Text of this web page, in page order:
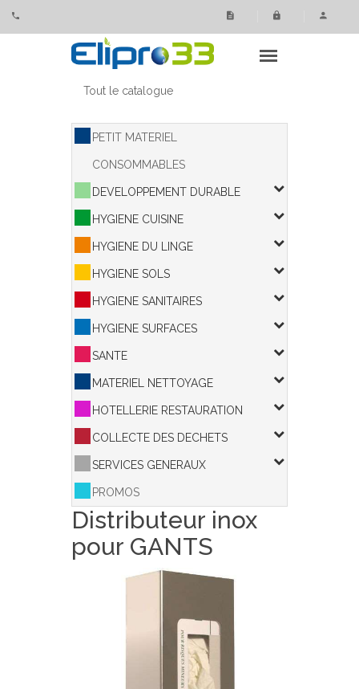
Tout le catalogue
PETIT MATERIEL
CONSOMMABLES
DEVELOPPEMENT DURABLE
HYGIENE CUISINE
HYGIENE DU LINGE
HYGIENE SOLS
HYGIENE SANITAIRES
HYGIENE SURFACES
SANTE
MATERIEL NETTOYAGE
HOTELLERIE RESTAURATION
COLLECTE DES DECHETS
SERVICES GENERAUX
PROMOS
Distributeur inox
pour GANTS
Panneau de gestion des cookies